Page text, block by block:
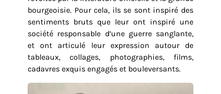
bourgeoisie. Pour cela, ils se sont inspiré des
sentiments bruts que leur ont inspiré une
société responsable d’une guerre sanglante,
et ont articulé leur expression autour de
tableaux, collages, photographies, films,
cadavres exquis engagés et bouleversants.